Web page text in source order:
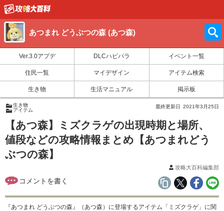
あつまれ どうぶつの森 (あつ森)
Ver.3.0アプデ DLCハピパラ イベント一覧
住民一覧 マイデザイン アイテム検索
生き物 生活マニュアル 掲示板
生き物
アイテム
最終更新日 2021年3月25日
【あつ森】ミズクラゲの出現時期と場所、
値段などの攻略情報まとめ【あつまれどう
ぶつの森】
攻略大百科編集部
『あつまれ どうぶつの森』（あつ森）に登場するアイテム「ミズクラゲ」に関